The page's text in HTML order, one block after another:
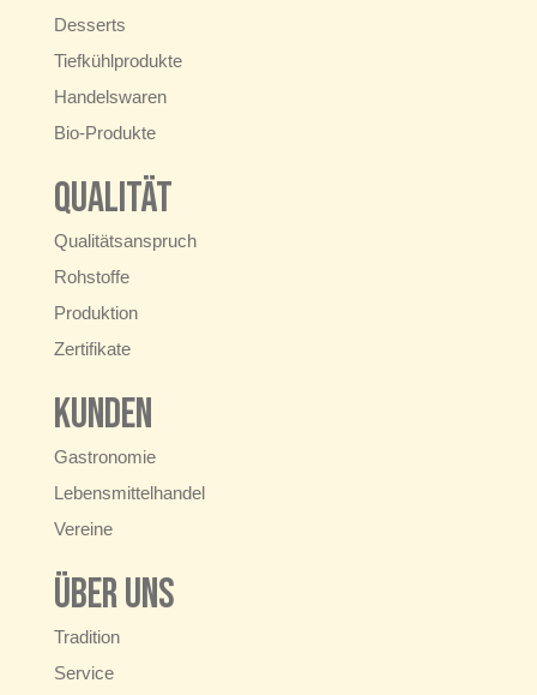
Desserts
Tiefkühlprodukte
Handelswaren
Bio-Produkte
Qualität
Qualitätsanspruch
Rohstoffe
Produktion
Zertifikate
Kunden
Gastronomie
Lebensmittelhandel
Vereine
Über uns
Tradition
Service